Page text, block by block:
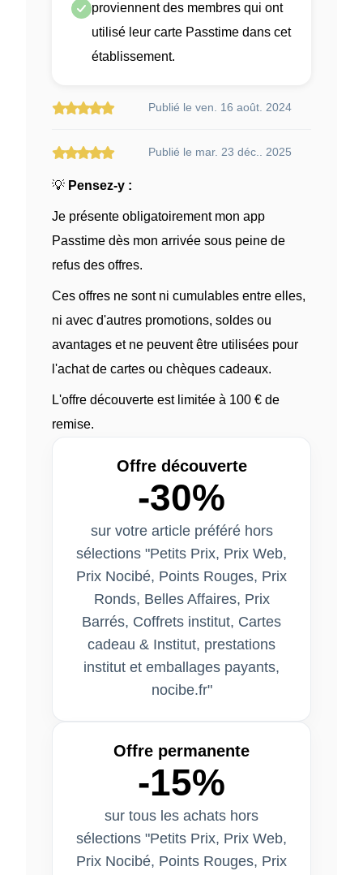
proviennent des membres qui ont
utilisé leur carte Passtime dans cet
établissement.
Publié le ven. 16 août. 2024
Publié le mar. 23 déc.. 2025
💡 Pensez-y :
Je présente obligatoirement mon app
Passtime dès mon arrivée sous peine de
refus des offres.
Ces offres ne sont ni cumulables entre elles,
ni avec d'autres promotions, soldes ou
avantages et ne peuvent être utilisées pour
l'achat de cartes ou chèques cadeaux.
L'offre découverte est limitée à 100 € de
remise.
Offre découverte
-30%
sur votre article préféré hors
sélections "Petits Prix, Prix Web,
Prix Nocibé, Points Rouges, Prix
Ronds, Belles Affaires, Prix
Barrés, Coffrets institut, Cartes
cadeau & Institut, prestations
institut et emballages payants,
nocibe.fr"
Offre permanente
-15%
sur tous les achats hors
sélections "Petits Prix, Prix Web,
Prix Nocibé, Points Rouges, Prix